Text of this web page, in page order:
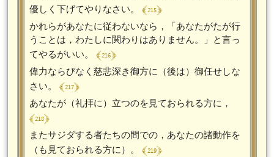
優しく下げてやりなさい。 ﴾ 215 ﴿
かれらがあなたに従わないなら，「あなたがたが行
うことは，わたしに関わりはありません。」と言っ
てやるがいい。 ﴾ 216 ﴿
偉力ならびなく慈悲深き御方に（後は）御任せしな
さい。 ﴾ 217 ﴿
あなたが（礼拝に）立つのを見ておられる方に，
﴾ 218 ﴿
またサジダする者たちの間での，あなたの諸動作を
（も見ておられる方に）。 ﴾ 219 ﴿